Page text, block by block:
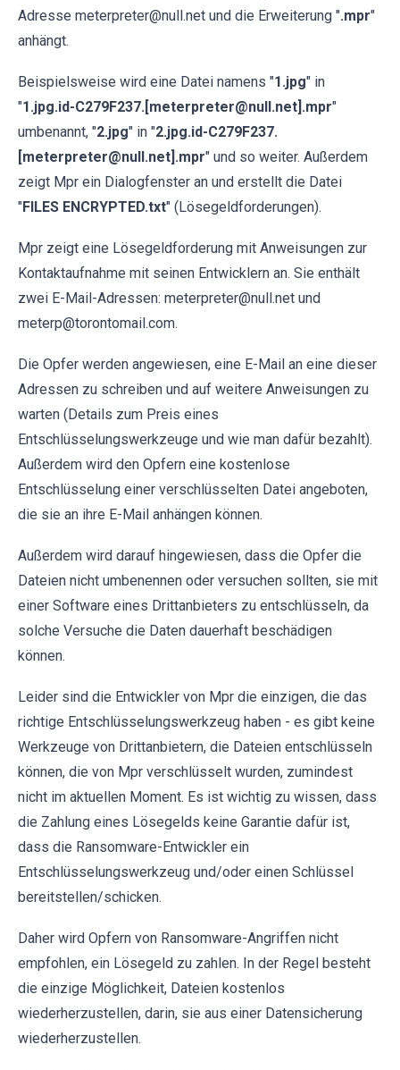
Adresse meterpreter@null.net und die Erweiterung ".mpr"
anhängt.
Beispielsweise wird eine Datei namens "1.jpg" in
"1.jpg.id-C279F237.[meterpreter@null.net].mpr"
umbenannt, "2.jpg" in "2.jpg.id-C279F237.
[meterpreter@null.net].mpr" und so weiter. Außerdem
zeigt Mpr ein Dialogfenster an und erstellt die Datei
"FILES ENCRYPTED.txt" (Lösegeldforderungen).
Mpr zeigt eine Lösegeldforderung mit Anweisungen zur
Kontaktaufnahme mit seinen Entwicklern an. Sie enthält
zwei E-Mail-Adressen: meterpreter@null.net und
meterp@torontomail.com.
Die Opfer werden angewiesen, eine E-Mail an eine dieser
Adressen zu schreiben und auf weitere Anweisungen zu
warten (Details zum Preis eines
Entschlüsselungswerkzeuge und wie man dafür bezahlt).
Außerdem wird den Opfern eine kostenlose
Entschlüsselung einer verschlüsselten Datei angeboten,
die sie an ihre E-Mail anhängen können.
Außerdem wird darauf hingewiesen, dass die Opfer die
Dateien nicht umbenennen oder versuchen sollten, sie mit
einer Software eines Drittanbieters zu entschlüsseln, da
solche Versuche die Daten dauerhaft beschädigen
können.
Leider sind die Entwickler von Mpr die einzigen, die das
richtige Entschlüsselungswerkzeug haben - es gibt keine
Werkzeuge von Drittanbietern, die Dateien entschlüsseln
können, die von Mpr verschlüsselt wurden, zumindest
nicht im aktuellen Moment. Es ist wichtig zu wissen, dass
die Zahlung eines Lösegelds keine Garantie dafür ist,
dass die Ransomware-Entwickler ein
Entschlüsselungswerkzeug und/oder einen Schlüssel
bereitstellen/schicken.
Daher wird Opfern von Ransomware-Angriffen nicht
empfohlen, ein Lösegeld zu zahlen. In der Regel besteht
die einzige Möglichkeit, Dateien kostenlos
wiederherzustellen, darin, sie aus einer Datensicherung
wiederherzustellen.